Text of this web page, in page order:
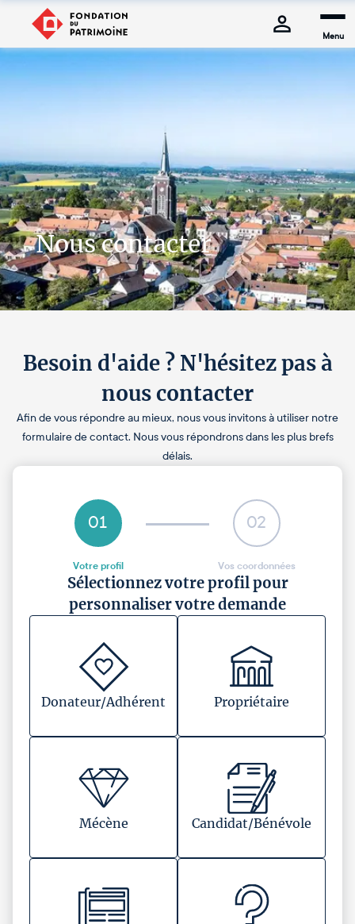
Menu
Nous contacter
Besoin d'aide ? N'hésitez pas à
nous contacter
Afin de vous répondre au mieux, nous vous invitons à utiliser notre
formulaire de contact. Nous vous répondrons dans les plus brefs
délais.
01
Votre profil
02
Vos coordonnées
Sélectionnez votre profil pour
personnaliser votre demande
Donateur/Adhérent Propriétaire
Mécène Candidat/Bénévole